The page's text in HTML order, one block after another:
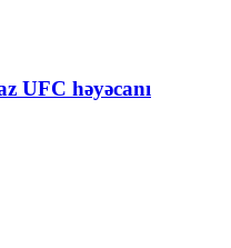
UFC həyəcanı